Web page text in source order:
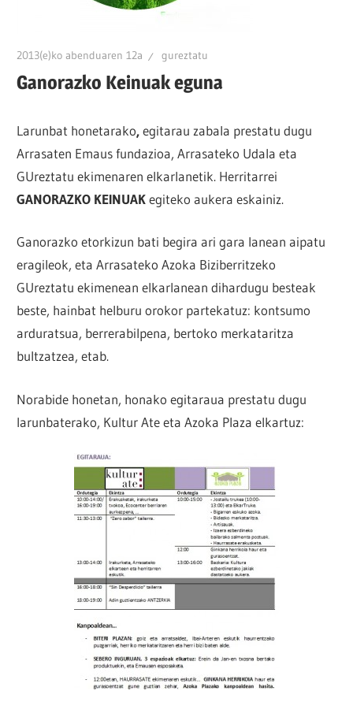
2013(e)ko abenduaren 12a gureztatu
Ganorazko Keinuak eguna
Larunbat honetarako,egitarau zabala prestatu dugu
Arrasaten Emaus fundazioa, Arrasateko Udala eta
GUreztatu ekimenaren elkarlanetik. Herritarrei
GANORAZKO KEINUAKegiteko aukera eskainiz.
Ganorazko etorkizun bati begira ari gara lanean aipatu
eragileok, eta Arrasateko Azoka Biziberritzeko
GUreztatu ekimenean elkarlanean dihardugu besteak
beste, hainbat helburu orokor partekatuz: kontsumo
arduratsua, berrerabilpena, bertoko merkataritza
bultzatzea, etab.
Norabide honetan, honako egitaraua prestatu dugu
larunbaterako, Kultur Ate eta Azoka Plaza elkartuz: